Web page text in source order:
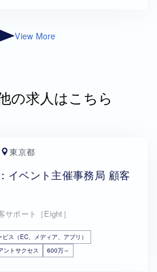
View More
の求人はこちら
東京都
イベント主催事務局 顧客
ポート［Eight］
ス（EC、メディア、アプリ）
ントサクセス
600万～